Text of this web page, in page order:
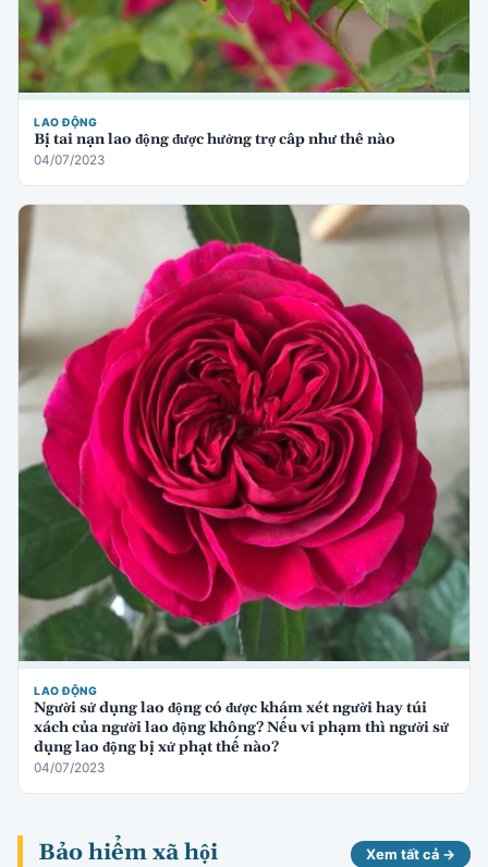
LAO ĐỘNG
Bị tai nạn lao động được hưởng trợ cấp như thế nào
04/07/2023
LAO ĐỘNG
Người sử dụng lao động có được khám xét người hay túi
xách của người lao động không? Nếu vi phạm thì người sử
dụng lao động bị xử phạt thế nào?
04/07/2023
Bảo hiểm xã hội Xem tất cả →